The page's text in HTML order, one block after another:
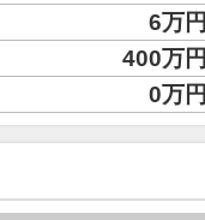
6万円
400万円
0万円